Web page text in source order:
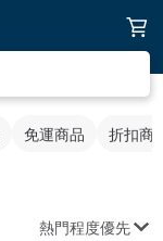
免運商品 折扣商
熱門程度優先